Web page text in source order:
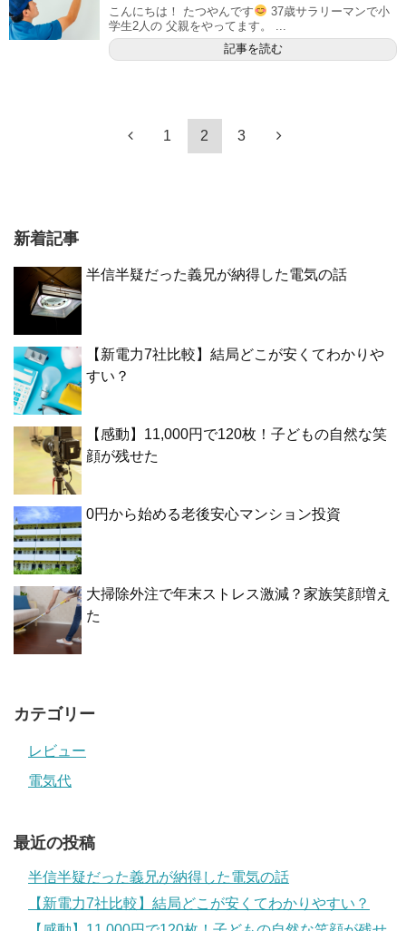
こんにちは！ たつやんです
37歳サラリーマンで小
学生2人の 父親をやってます。 ...
記事を読む
1 2 3
新着記事
半信半疑だった義兄が納得した電気の話
【新電力7社比較】結局どこが安くてわかりや
すい？
【感動】11,000円で120枚！子どもの自然な笑
顔が残せた
0円から始める老後安心マンション投資
大掃除外注で年末ストレス激減？家族笑顔増え
た
カテゴリー
レビュー
電気代
最近の投稿
半信半疑だった義兄が納得した電気の話
【新電力7社比較】結局どこが安くてわかりやすい？